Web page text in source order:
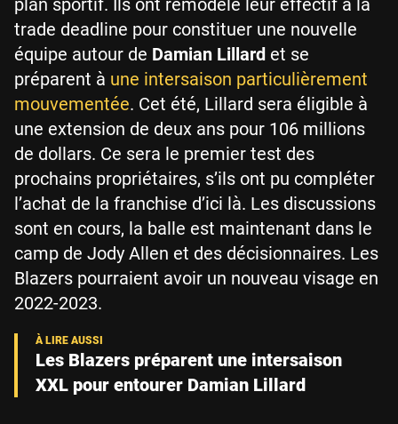
plan sportif. Ils ont remodelé leur effectif à la
trade deadline pour constituer une nouvelle
équipe autour de Damian Lillard et se
préparent à une intersaison particulièrement
mouvementée. Cet été, Lillard sera éligible à
une extension de deux ans pour 106 millions
de dollars. Ce sera le premier test des
prochains propriétaires, s’ils ont pu compléter
l’achat de la franchise d’ici là. Les discussions
sont en cours, la balle est maintenant dans le
camp de Jody Allen et des décisionnaires. Les
Blazers pourraient avoir un nouveau visage en
2022-2023.
Les Blazers préparent une intersaison
XXL pour entourer Damian Lillard